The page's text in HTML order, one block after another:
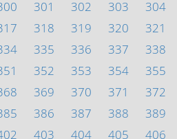
301 302 303 304
318 319 320 321
335 336 337 338
352 353 354 355
369 370 371 372
386 387 388 389
403 404 405 406